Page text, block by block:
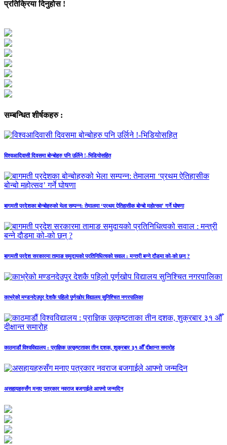
प्रतिक्रिया दिनुहोस !
सम्बन्धित शीर्षकहरु :
विश्वआदिवासी दिवसमा बोन्बोहरु पनि उर्लिने !-भिडियोसहित
बागमती प्रदेशका बोन्बोहरुको भेला सम्पन्न: तेमालमा ‘प्रथम ऐतिहासीक बोन्बो महोत्सव’ गर्ने घोषणा
बागमती प्रदेश सरकारमा तामाङ समुदायको प्रतिनिधित्वको सवाल : मन्त्री बन्ने दौडमा को‐को छन् ?
काभ्रेको मण्डनदेउपुर देशकै पहिलो पूर्णखोप विद्यालय सुनिश्चित नगरपालिका
काठमाडौं विश्वविद्यालय : प्राज्ञिक उत्कृष्टताका तीन दशक, शुक्रबार ३१ औँ दीक्षान्त समारोह
असहायहरुसँग मनाए पत्रकार नवराज बजगाईले आफ्नो जन्मदिन